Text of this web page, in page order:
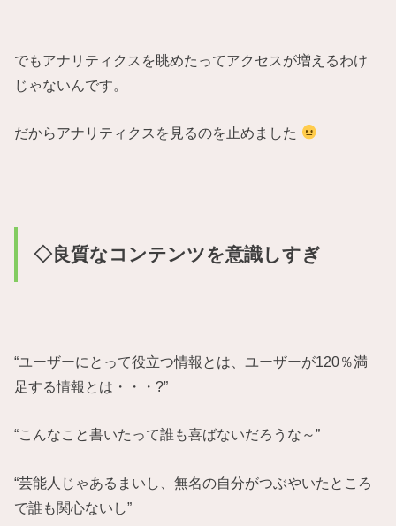
でもアナリティクスを眺めたってアクセスが増えるわけ
じゃないんです。
だからアナリティクスを見るのを止めました
◇良質なコンテンツを意識しすぎ
“ユーザーにとって役立つ情報とは、ユーザーが120％満
足する情報とは・・・?”
“こんなこと書いたって誰も喜ばないだろうな～”
“芸能人じゃあるまいし、無名の自分がつぶやいたところ
で誰も関心ないし”